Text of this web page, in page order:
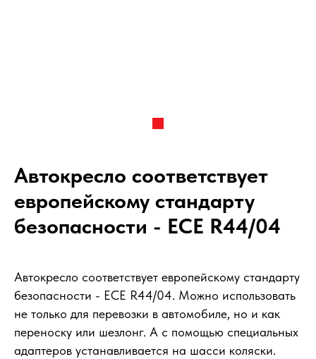
Автокресло соответствует
европейскому стандарту
безопасности - ECE R44/04
Автокресло соответствует европейскому стандарту
безопасности - ECE R44/04. Можно использовать
не только для перевозки в автомобиле, но и как
переноску или шезлонг. А с помощью специальных
адаптеров устанавливается на шасси коляски.